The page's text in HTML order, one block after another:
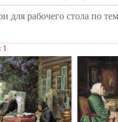
для рабочего стола по
1